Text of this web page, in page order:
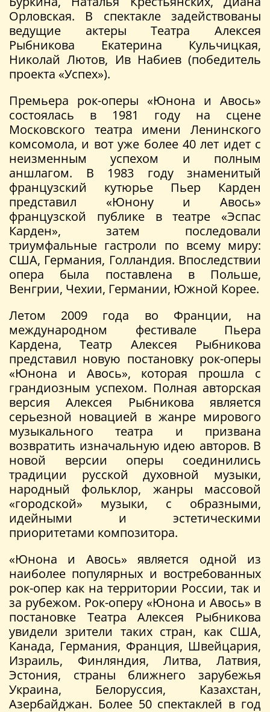
Орловская. В спектакле задействованы
ведущие актеры Театра Алексея
Рыбникова Екатерина Кульчицкая,
Николай Лютов, Ив Набиев (победитель
проекта «Успех»).
Премьера рок-оперы «Юнона и Авось»
состоялась в 1981 году на сцене
Московского театра имени Ленинского
комсомола, и вот уже более 40 лет идет с
неизменным успехом и полным
аншлагом. В 1983 году знаменитый
французский кутюрье Пьер Карден
представил «Юнону и Авось»
французской публике в театре «Эспас
Карден», затем последовали
триумфальные гастроли по всему миру:
США, Германия, Голландия. Впоследствии
опера была поставлена в Польше,
Венгрии, Чехии, Германии, Южной Корее.
Летом 2009 года во Франции, на
международном фестивале Пьера
Кардена, Театр Алексея Рыбникова
представил новую постановку рок-оперы
«Юнона и Авось», которая прошла с
грандиозным успехом. Полная авторская
версия Алексея Рыбникова является
серьезной новацией в жанре мирового
музыкального театра и призвана
возвратить изначальную идею авторов. В
новой версии оперы соединились
традиции русской духовной музыки,
народный фольклор, жанры массовой
«городской» музыки, с образными,
идейными и эстетическими
приоритетами композитора.
«Юнона и Авось» является одной из
наиболее популярных и востребованных
рок-опер как на территории России, так и
за рубежом. Рок-оперу «Юнона и Авось» в
постановке Театра Алексея Рыбникова
увидели зрители таких стран, как США,
Канада, Германия, Франция, Швейцария,
Израиль, Финляндия, Литва, Латвия,
Эстония, страны ближнего зарубежья
Украина, Белоруссия, Казахстан,
Азербайджан. Более 50 спектаклей в год